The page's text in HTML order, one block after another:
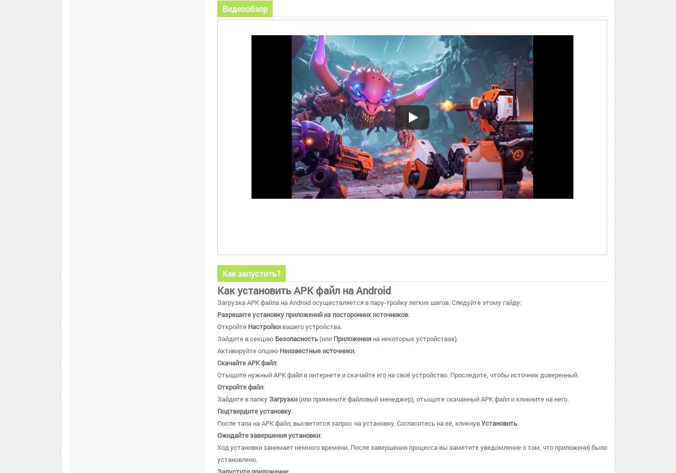
Видеообзор
Как запустить?
Как установить APK файл на Android
Загрузка APK файла на Android осуществляется в пару-тройку легких шагов. Следуйте этому гайду:
Разрешите установку приложений из посторонних источников:
Откройте Настройки вашего устройства.
Зайдите в секцию Безопасность (или Приложения на некоторых устройствах).
Активируйте опцию Неизвестные источники.
Скачайте APK файл:
Отыщите нужный APK файл в интернете и скачайте его на своё устройство. Проследите, чтобы источник доверенный.
Откройте файл:
Зайдите в папкуЗагрузки (или примените файловый менеджер), отыщите скачанный APK файл и кликните на него.
Подтвердите установку:
После тапа на APK файл, высветится запрос на установку. Согласитесь на её, кликнувУстановить.
Ожидайте завершения установки:
Ход установки занимает немного времени. После завершения процесса вы заметите уведомление о том, что приложени} было
установлено.